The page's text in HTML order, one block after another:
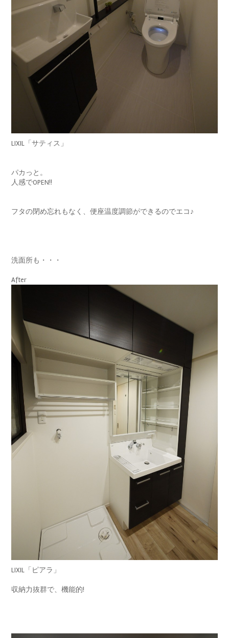
LIXIL「サティス」
パカっと。
人感でOPEN!!
フタの閉め忘れもなく、便座温度調節ができるのでエコ♪
洗面所も・・・
After
LIXIL「ピアラ」
収納力抜群で、機能的!